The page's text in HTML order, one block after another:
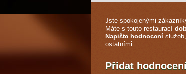
Jste spokojenými
Máte s touto restaurací
Napište hodnocení
ostatními.
Přidat